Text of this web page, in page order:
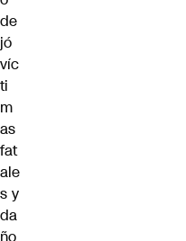
de
jó
víc
ti
m
as
fat
ale
s y
da
ño